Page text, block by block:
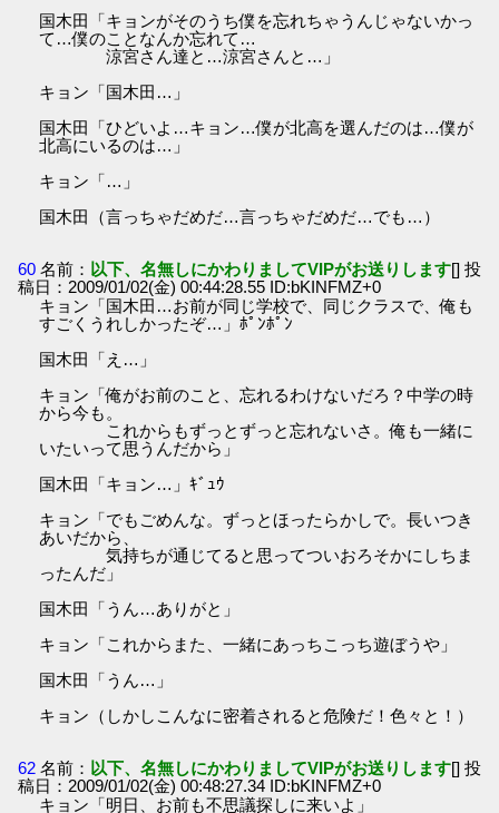
国木田「キョンがそのうち僕を忘れちゃうんじゃないかっ
て…僕のことなんか忘れて…
涼宮さん達と…涼宮さんと…」
キョン「国木田…」
国木田「ひどいよ…キョン…僕が北高を選んだのは…僕が
北高にいるのは…」
キョン「…」
国木田（言っちゃだめだ…言っちゃだめだ…でも…）
60 名前： 以下、名無しにかわりましてVIPがお送りします[] 投
稿日：2009/01/02(金) 00:44:28.55 ID:bKINFMZ+0
キョン「国木田…お前が同じ学校で、同じクラスで、俺も
すごくうれしかったぞ…」ﾎﾟﾝﾎﾟﾝ
国木田「え…」
キョン「俺がお前のこと、忘れるわけないだろ？中学の時
から今も。
これからもずっとずっと忘れないさ。俺も一緒に
いたいって思うんだから」
国木田「キョン…」ｷﾞｭｳ
キョン「でもごめんな。ずっとほったらかしで。長いつき
あいだから、
気持ちが通じてると思ってついおろそかにしちま
ったんだ」
国木田「うん…ありがと」
キョン「これからまた、一緒にあっちこっち遊ぼうや」
国木田「うん…」
キョン（しかしこんなに密着されると危険だ！色々と！）
62 名前： 以下、名無しにかわりましてVIPがお送りします[] 投
稿日：2009/01/02(金) 00:48:27.34 ID:bKINFMZ+0
キョン「明日、お前も不思議探しに来いよ」